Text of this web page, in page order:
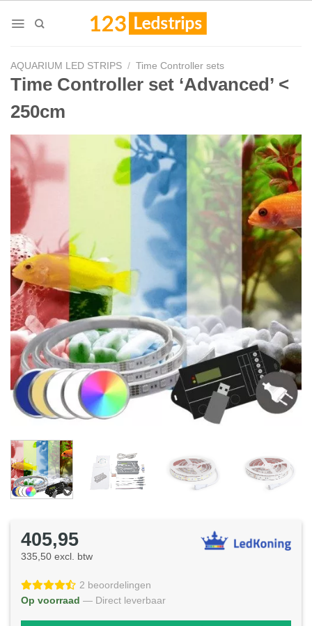
AQUARIUM LED STRIPS / Time Controller sets
Time Controller set ‘Advanced’ <
250cm
405,95
335,50 excl. btw
2 beoordelingen
Op voorraad — Direct leverbaar